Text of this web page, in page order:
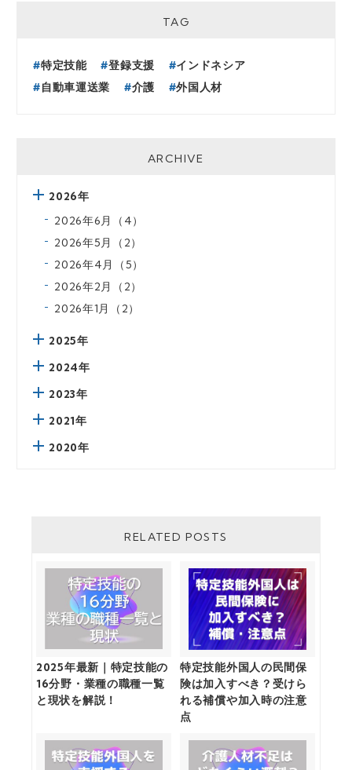
TAG
特定技能 登録支援
インドネシア
自動車運送業
介護 外国人材
ARCHIVE
2026年
2026年6月（4）
2026年5月（2）
2026年4月（5）
2026年2月（2）
2026年1月（2）
2025年
2024年
2023年
2021年
2020年
RELATED POSTS
2025年最新｜特定技能の
16分野・業種の職種一覧
と現状を解説！
特定技能外国人の民間保
険は加入すべき？受けら
れる補償や加入時の注意
点